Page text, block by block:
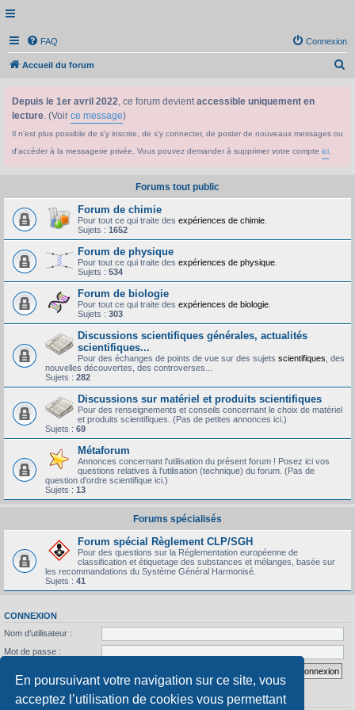
En poursuivant votre navigation sur ce site, vous
acceptez l’utilisation de cookies vous permettant
FAQ Connexion
Accueil du forum
h
Depuis le 1er avril 2022, ce forum devientaccessible uniquement en
lecture. (Voir ce message)
Il n'est plus possible de s'y inscrire, de s'y connecter, de poster de nouveaux messages ou
d'accéder à la messagerie privée. Vous pouvez demander à supprimer votre compte ici
Forums tout public
Forum de chimie
Pour tout ce qui traite des expériences de chimie
Sujets : 1652
Forum de physique
Pour tout ce qui traite des expériences de physique
Sujets : 534
Forum de biologie
Pour tout ce qui traite des expériences de biologie
Sujets : 303
Discussions scientifiques générales, actualités
scientifiques...
Pour des échanges de points de vue sur des sujets scientifiques , des
nouvelles découvertes, des controverses...
Sujets : 282
Discussions sur matériel et produits scientifiques
Pour des renseignements et conseils concernant le choix de matériel
et produits scientifiques. (Pas de petites annonces ici.)
Sujets : 69
Métaforum
Annonces concernant l'utilisation du présent forum ! Posez ici vos
questions relatives à l'utilisation (technique) du forum. (Pas de
question d'ordre scientifique ici.)
Sujets : 13
Forums spécialisés
Forum spécial Règlement CLP/SGH
Pour des questions sur la Réglementation européenne de
classification et étiquetage des substances et mélanges, basée sur
les recommandations du Système Général Harmonisé.
Sujets : 41
CONNEXION
Nom d’utilisateur :
Mot de passe :
STATISTIQUES